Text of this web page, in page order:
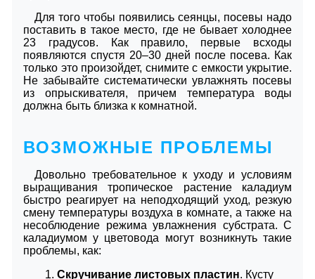
Для того чтобы появились сеянцы, посевы надо
поставить в такое место, где не бывает холоднее
23 градусов. Как правило, первые всходы
появляются спустя 20–30 дней после посева. Как
только это произойдет, снимите с емкости укрытие.
Не забывайте систематически увлажнять посевы
из опрыскивателя, причем температура воды
должна быть близка к комнатной.
ВОЗМОЖНЫЕ ПРОБЛЕМЫ
Довольно требовательное к уходу и условиям
выращивания тропическое растение каладиум
быстро реагирует на неподходящий уход, резкую
смену температуры воздуха в комнате, а также на
несоблюдение режима увлажнения субстрата. С
каладиумом у цветовода могут возникнуть такие
проблемы, как:
Скручивание листовых пластин. Кусту